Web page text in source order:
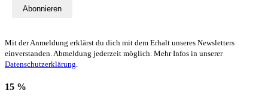
Abonnieren
Mit der Anmeldung erklärst du dich mit dem Erhalt unseres Newsletters
einverstanden. Abmeldung jederzeit möglich. Mehr Infos in unserer
Datenschutzerklärung.
15 %